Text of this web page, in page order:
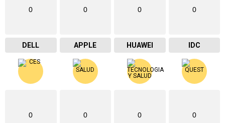
0
DELL
0
APPLE
0
HUAWEI
0
IDC
0 0 0 0